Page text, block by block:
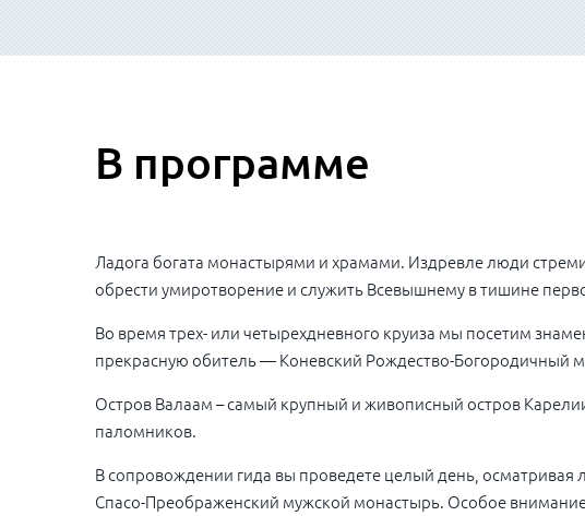
В программе
Ладога богата монастырями и храмами. Издревле люди
обрести умиротворение и служить Всевышнему в тишине
Во время трех- или четырехдневного круиза мы посетим
прекрасную обитель — Коневский Рождество-Богородичный
Остров Валаам – самый крупный и живописный остров
паломников.
В сопровождении гида вы проведете целый день,
Спасо-Преображенский мужской монастырь. Особое